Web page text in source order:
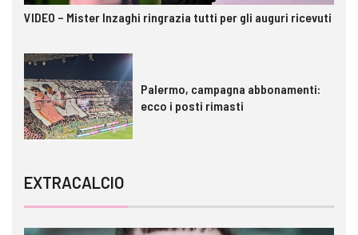
VIDEO – Mister Inzaghi ringrazia tutti per gli auguri ricevuti
Palermo, campagna abbonamenti:
ecco i posti rimasti
EXTRACALCIO